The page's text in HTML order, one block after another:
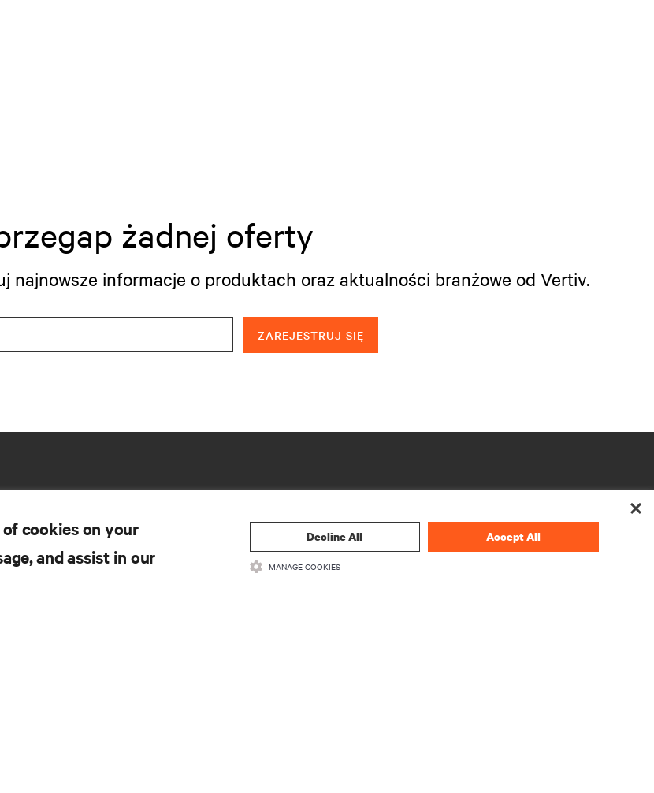
żadnej oferty
najnowsze informacje o produktach oraz aktualności branżowe od Vertiv.
ZAREJESTRUJ SIĘ
cookies on your
and assist in our
Decline All Accept All
MANAGE COOKIES